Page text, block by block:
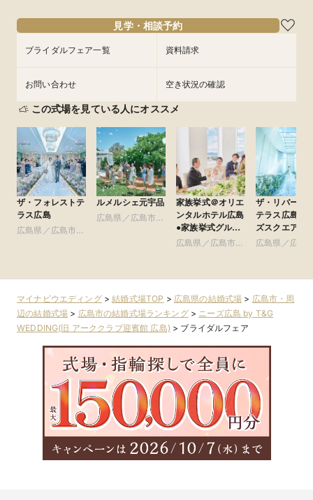
フェアを予約
フェアを予約
見学・相談予約
ブライダルフェア一覧 資料請求
お問い合わせ 空き状況の確認
この式場を見ている人にオススメ
ザ・フォレストテ
ラス広島
広島県／広島市・
ルメルシェ元宇品
広島県／広島市・
家族挙式＠オリエ
ンタルホテル広島
●家族挙式グルー
プ
広島県／広島市・
ザ・リバーサ
テラス広島ツ
ズスクエア
広島県／広島
マイナビウエディング>結婚式場TOP > 広島県の結婚式場 > 広島市・周
辺の結婚式場 > 広島市の結婚式場ランキング> ニーズ広島 by T&G
WEDDING(旧 アーククラブ迎賓館 広島) > ブライダルフェア